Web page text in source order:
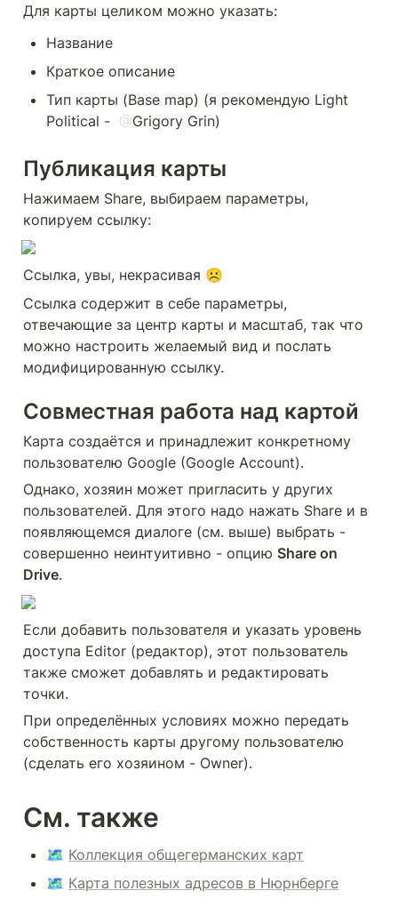
Для карты целиком можно указать:
Название
Краткое описание
Тип карты (Base map) (я рекомендую Light
Political - @Grigory Grin)
Публикация карты
Нажимаем Share, выбираем параметры,
копируем ссылку:
Ссылка, увы, некрасивая ☹️
Ссылка содержит в себе параметры,
отвечающие за центр карты и масштаб, так что
можно настроить желаемый вид и послать
модифицированную ссылку.
Совместная работа над картой
Карта создаётся и принадлежит конкретному
пользователю Google (Google Account).
Однако, хозяин может пригласить у других
пользователей. Для этого надо нажать Share и в
появляющемся диалоге (см. выше) выбрать -
совершенно неинтуитивно - опцию Share on
Drive.
Если добавить пользователя и указать уровень
доступа Editor (редактор), этот пользователь
также сможет добавлять и редактировать
точки.
При определённых условиях можно передать
собственность карты другому пользователю
(сделать его хозяином - Owner).
См. также
🗺️ Коллекция общегерманских карт
🗺️ Карта полезных адресов в Нюрнберге